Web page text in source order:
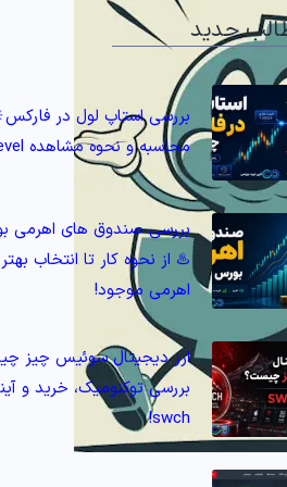
جدید
بررسی استاپ لول در
محاسبه و نحوه مشاهده stop level
بررسی صندوق های اهرمی
♨️ از نحوه کار تا انتخاب
اهرمی موجود!
ارز دیجیتال سوئیس چیز
بررسی توکنومیک، خرید و
swch!